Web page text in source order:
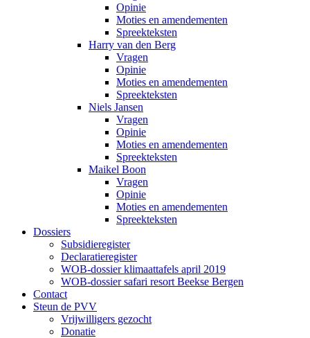
Opinie
Moties en amendementen
Spreekteksten
Harry van den Berg
Vragen
Opinie
Moties en amendementen
Spreekteksten
Niels Jansen
Vragen
Opinie
Moties en amendementen
Spreekteksten
Maikel Boon
Vragen
Opinie
Moties en amendementen
Spreekteksten
Dossiers
Subsidieregister
Declaratieregister
WOB-dossier klimaattafels april 2019
WOB-dossier safari resort Beekse Bergen
Contact
Steun de PVV
Vrijwilligers gezocht
Donatie